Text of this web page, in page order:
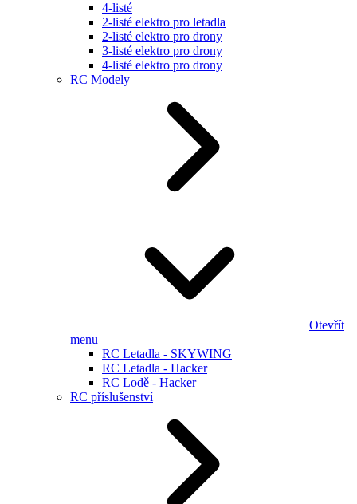
4-listé
2-listé elektro pro letadla
2-listé elektro pro drony
3-listé elektro pro drony
4-listé elektro pro drony
RC Modely
Otevřít
menu
RC Letadla - SKYWING
RC Letadla - Hacker
RC Lodě - Hacker
RC příslušenství